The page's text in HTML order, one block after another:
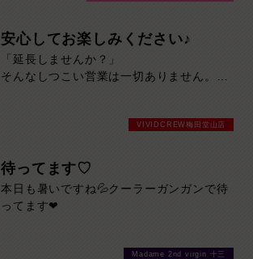
安心してお楽しみください♪
「延長しませんか？」
そんなしつこい営業は一切ありません。
・女の子からの指名要求なし
・レディースドリンクのおねだりなし
・安心の明朗会計
・完全前払い制だから追加料金の心配なし
お客様のペースでゆっくり楽しめる環境を
VIVIDCREW梅田堂山店
待ってます♡
本日も暑いですね💦クーラーガンガンで待
ってます❤
Madame 2nd virgin 十三